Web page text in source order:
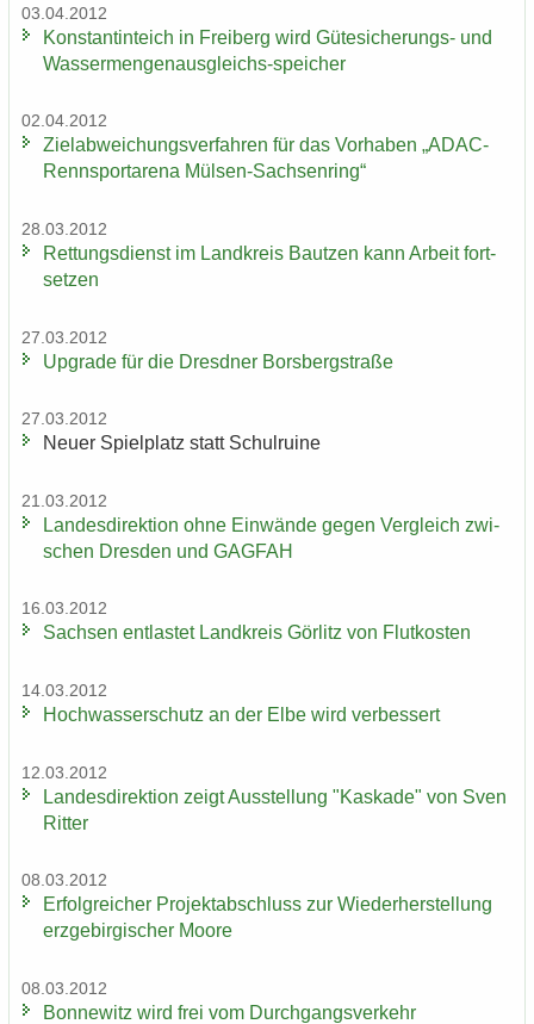
03.04.2012
Kon­stan­tin­teich in Frei­berg wird Gütesicherungs-​ und
Wassermengenausgleichs-​speicher
02.04.2012
Ziel­ab­wei­chungs­ver­fah­ren für das Vor­ha­ben „ADAC-​
Rennsportarena Mülsen-​Sachsenring“
28.03.2012
Ret­tungs­dienst im Land­kreis Baut­zen kann Ar­beit fort­
set­zen
27.03.2012
Up­grade für die Dresd­ner Borsberg­stra­ße
27.03.2012
Neuer Spiel­platz statt Schul­rui­ne
21.03.2012
Lan­des­di­rek­ti­on ohne Ein­wän­de gegen Ver­gleich zwi­
schen Dres­den und GAG­FAH
16.03.2012
Sach­sen ent­las­tet Land­kreis Gör­litz von Flut­kos­ten
14.03.2012
Hoch­was­ser­schutz an der Elbe wird ver­bes­sert
12.03.2012
Lan­des­di­rek­ti­on zeigt Aus­stel­lung "Kas­ka­de" von Sven
Rit­ter
08.03.2012
Er­folg­rei­cher Pro­jekt­ab­schluss zur Wie­der­her­stel­lung
erz­ge­bir­gi­scher Moore
08.03.2012
Bon­ne­witz wird frei vom Durch­gangs­ver­kehr